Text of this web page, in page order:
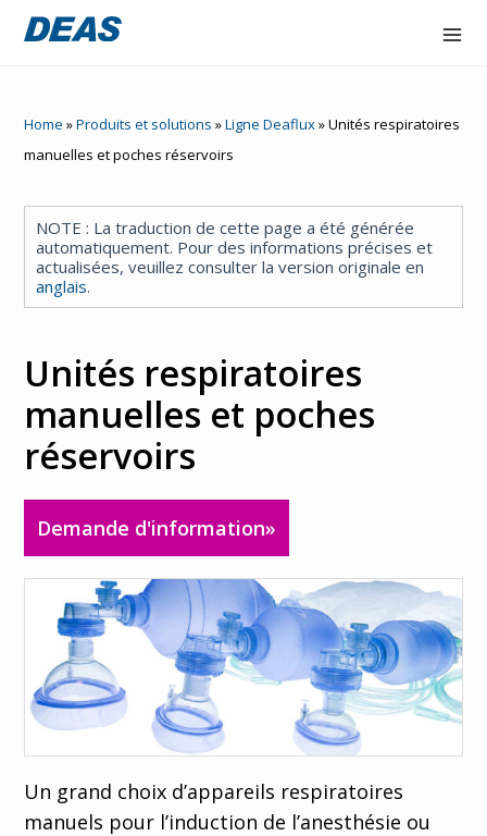
language
Recherche
Atorex
Deaflux
FlowOne
Nair
Entrepris
e
Contacte
z nous
Home »Produits et solutions »Ligne Deaflux»Unités respiratoires
manuelles et poches réservoirs
NOTE : La traduction de cette page a été générée
automatiquement. Pour des informations précises et
actualisées, veuillez consulter la version originale en
anglais.
Unités respiratoires
manuelles et poches
réservoirs
Demande d'information»
Un grand choix d’appareils respiratoires
manuels pour l’induction de l’anesthésie ou